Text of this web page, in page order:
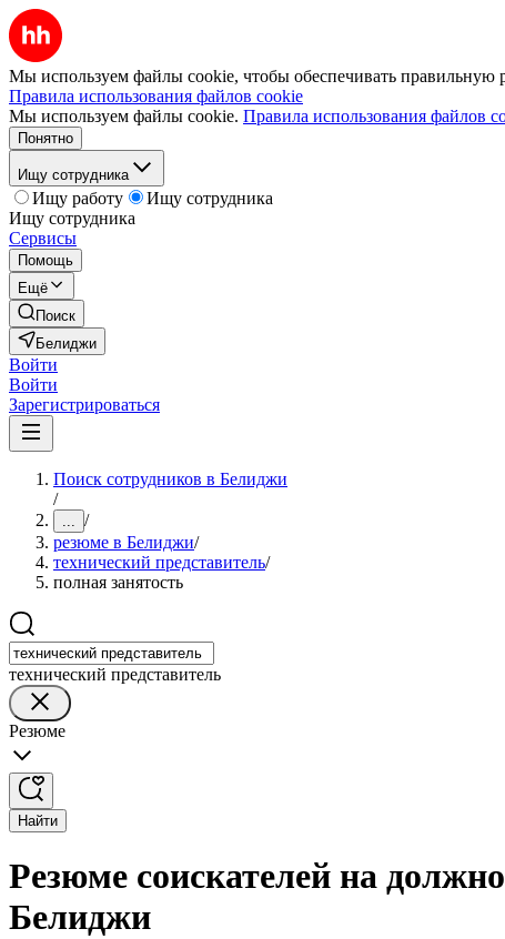
Мы используем файлы cookie, чтобы обеспечивать правильную
Правила использования файлов cookie
Мы используем файлы cookie. Правила использования файлов
Понятно
Ищу сотрудника
Ищу работу
Ищу сотрудника
Ищу сотрудника
Сервисы
Помощь
Ещё
Поиск
Белиджи
Войти
Войти
Зарегистрироваться
Поиск сотрудников в Белиджи
/
... /
резюме в Белиджи/
технический представитель/
полная занятость
технический представитель
Резюме
Найти
Резюме соискателей на
Белиджи